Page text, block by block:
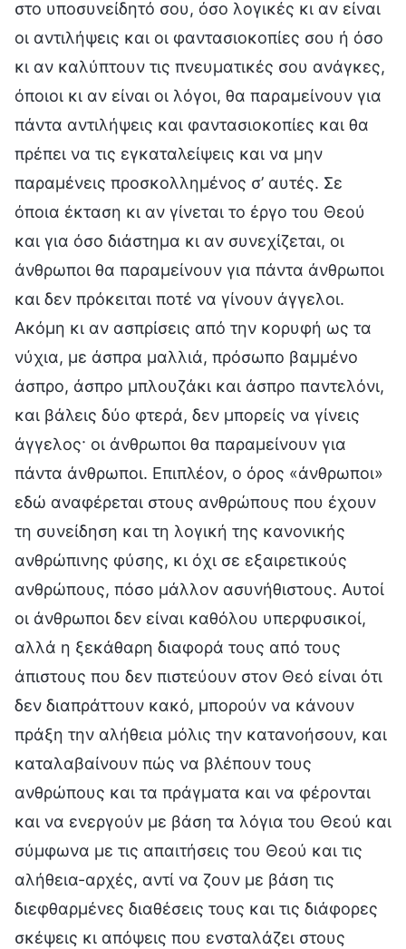
στο υποσυνείδητό σου, όσο λογικές κι αν είναι
οι αντιλήψεις και οι φαντασιοκοπίες σου ή όσο
κι αν καλύπτουν τις πνευματικές σου ανάγκες,
όποιοι κι αν είναι οι λόγοι, θα παραμείνουν για
πάντα αντιλήψεις και φαντασιοκοπίες και θα
πρέπει να τις εγκαταλείψεις και να μην
παραμένεις προσκολλημένος σ’ αυτές. Σε
όποια έκταση κι αν γίνεται το έργο του Θεού
και για όσο διάστημα κι αν συνεχίζεται, οι
άνθρωποι θα παραμείνουν για πάντα άνθρωποι
και δεν πρόκειται ποτέ να γίνουν άγγελοι.
Ακόμη κι αν ασπρίσεις από την κορυφή ως τα
νύχια, με άσπρα μαλλιά, πρόσωπο βαμμένο
άσπρο, άσπρο μπλουζάκι και άσπρο παντελόνι,
και βάλεις δύο φτερά, δεν μπορείς να γίνεις
άγγελος· οι άνθρωποι θα παραμείνουν για
πάντα άνθρωποι. Επιπλέον, ο όρος «άνθρωποι»
εδώ αναφέρεται στους ανθρώπους που έχουν
τη συνείδηση και τη λογική της κανονικής
ανθρώπινης φύσης, κι όχι σε εξαιρετικούς
ανθρώπους, πόσο μάλλον ασυνήθιστους. Αυτοί
οι άνθρωποι δεν είναι καθόλου υπερφυσικοί,
αλλά η ξεκάθαρη διαφορά τους από τους
άπιστους που δεν πιστεύουν στον Θεό είναι ότι
δεν διαπράττουν κακό, μπορούν να κάνουν
πράξη την αλήθεια μόλις την κατανοήσουν, και
καταλαβαίνουν πώς να βλέπουν τους
ανθρώπους και τα πράγματα και να φέρονται
και να ενεργούν με βάση τα λόγια του Θεού και
σύμφωνα με τις απαιτήσεις του Θεού και τις
αλήθεια-αρχές, αντί να ζουν με βάση τις
διεφθαρμένες διαθέσεις τους και τις διάφορες
σκέψεις κι απόψεις που ενσταλάζει στους